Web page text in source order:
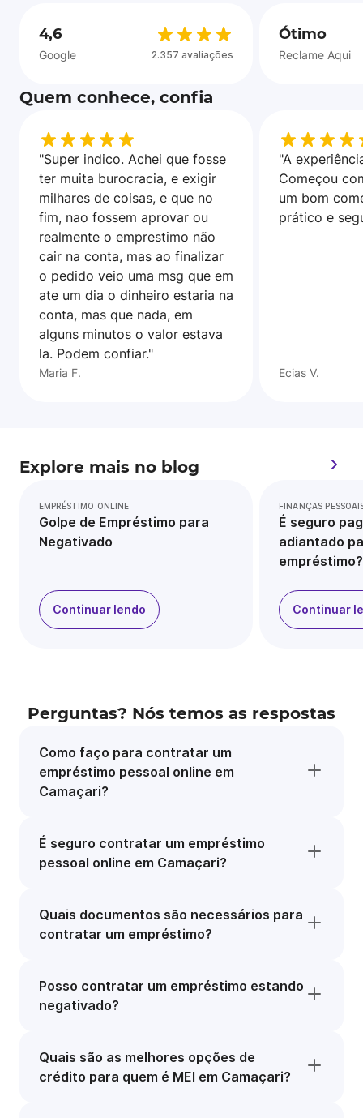
4,6
Google 2.357 avaliações
Ótimo
Reclame Aqui
Quem conhece, confia
"Super indico. Achei que fosse
ter muita burocracia, e exigir
milhares de coisas, e que no
fim, nao fossem aprovar ou
realmente o emprestimo não
cair na conta, mas ao finalizar
o pedido veio uma msg que em
ate um dia o dinheiro estaria na
conta, mas que nada, em
alguns minutos o valor estava
la. Podem confiar."
Maria F.
"A
Começou
um bom
prático e
Ecias V.
Explore mais no blog
EMPRÉSTIMO ONLINE
Golpe de Empréstimo para
Negativado
Continuar lendo
FINANÇAS
É seguro
adiantado
empréstimo?
Continuar
Perguntas? Nós temos as respostas
Como faço para contratar um
empréstimo pessoal online em
Camaçari?
É seguro contratar um empréstimo
pessoal online em Camaçari?
Quais documentos são necessários para
contratar um empréstimo?
Posso contratar um empréstimo estando
negativado?
Quais são as melhores opções de
crédito para quem é MEI em Camaçari?